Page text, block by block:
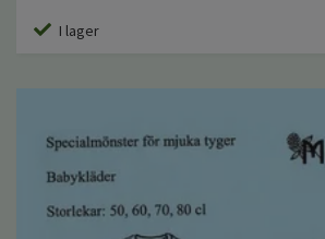
I lager